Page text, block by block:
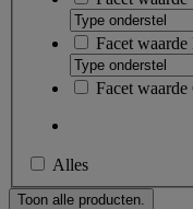
Facet waarde
Facet waarde
Alles
Toon alle producten.